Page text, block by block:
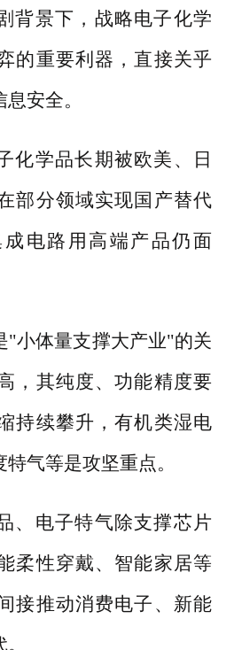
背景下，战略电子化学
的重要利器，直接关乎
安全。
化学品长期被欧美、日
部分领域实现国产替代
电路用高端产品仍面
"小体量支撑大产业"的关
，其纯度、功能精度要
持续攀升，有机类湿电
气等是攻坚重点。
、电子特气除支撑芯片
柔性穿戴、智能家居等
接推动消费电子、新能